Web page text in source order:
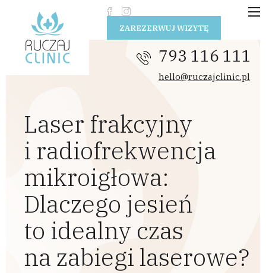
ZAREZERWUJ WIZYTĘ
793 116 111
hello@ruczajclinic.pl
Laser frakcyjny
i radiofrekwencja
mikroigłowa:
Dlaczego jesień
to idealny czas
na zabiegi laserowe?